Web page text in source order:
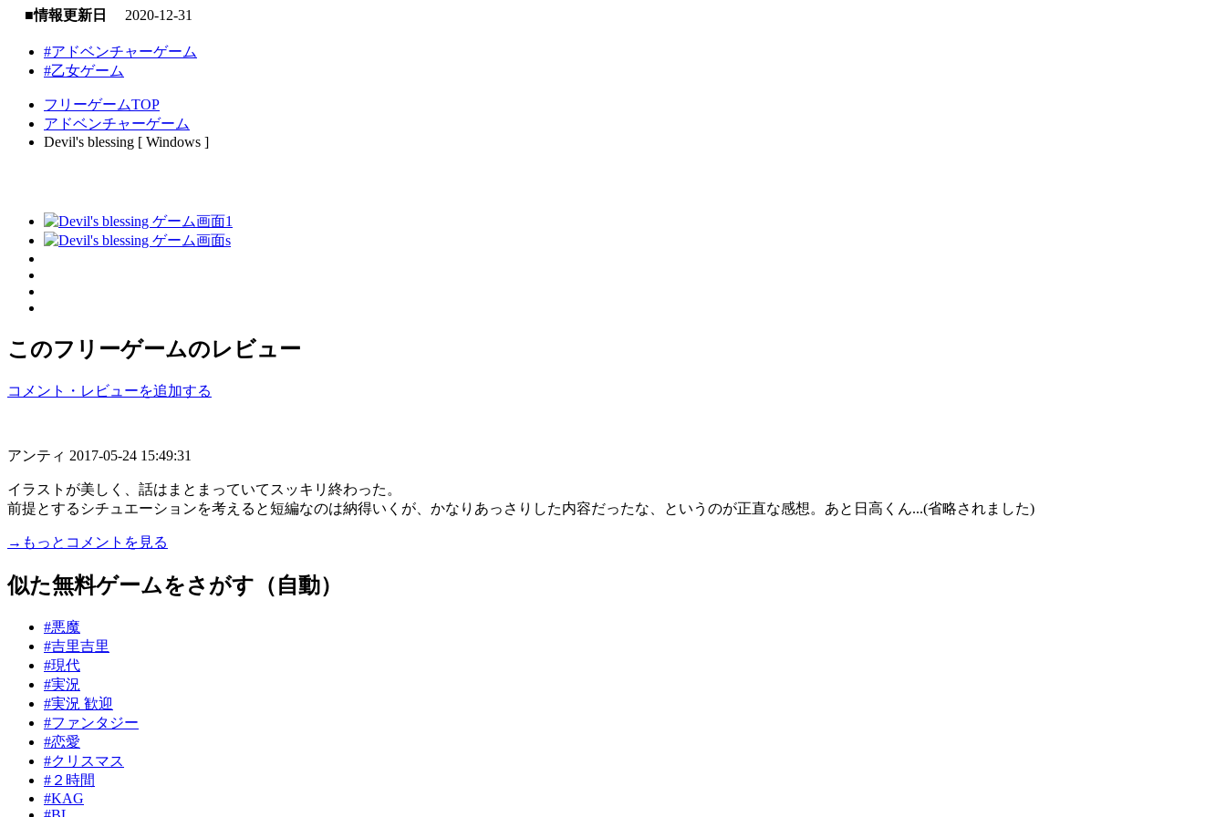
■情報更新日
2020-12-31
#アドベンチャーゲーム
#乙女ゲーム
フリーゲームTOP
アドベンチャーゲーム
Devil's blessing [ Windows ]
このフリーゲームのレビュー
コメント・レビューを追加する
アンティ 2017-05-24 15:49:31
イラストが美しく、話はまとまっていてスッキリ終わった。
前提とするシチュエーションを考えると短編なのは納得いくが、かなりあっさりした内容だったな、というのが正直な感想。あと日高くん...(省略されました)
→もっとコメントを見る
似た無料ゲームをさがす（自動）
#悪魔
#吉里吉里
#現代
#実況
#実況 歓迎
#ファンタジー
#恋愛
#クリスマス
#２時間
#KAG